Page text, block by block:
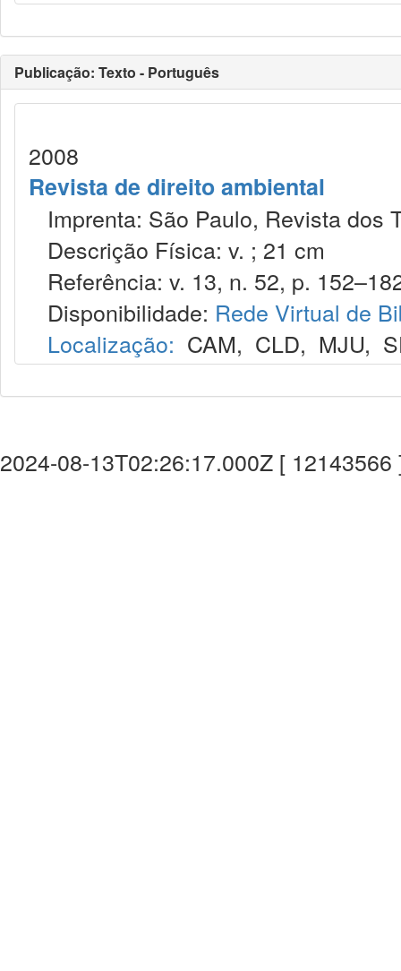
Publicação: Texto - Português
2008
Revista de direito ambiental
Imprenta: São Paulo, Revista dos
Descrição Física: v. ; 21 cm
Referência: v. 13, n. 52, p.
Disponibilidade: Rede Virtual de
Localização: CAM, CLD, MJU,
2024-08-13T02:26:17.000Z [ 12143566